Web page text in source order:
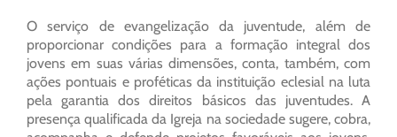
O serviço de evangelização da juventude, além de
proporcionar condições para a formação integral dos
jovens em suas várias dimensões, conta, também, com
ações pontuais e proféticas da instituição eclesial na luta
pela garantia dos direitos básicos das juventudes. A
presença qualificada da Igreja na sociedade sugere, cobra,